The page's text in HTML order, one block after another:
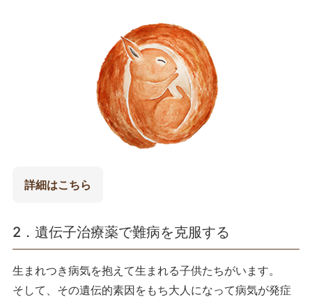
詳細はこちら
2．遺伝子治療薬で難病を克服する
生まれつき病気を抱えて生まれる子供たちがいます。
そして、その遺伝的素因をもち大人になって病気が発症